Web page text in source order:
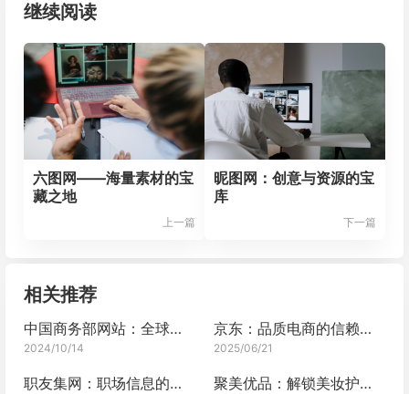
继续阅读
六图网——海量素材的宝
藏之地
上一篇
昵图网：创意与资源的宝
库
下一篇
相关推荐
中国商务部网站：全球贸易的桥梁
2024/10/14
京东：品质电商的信赖之选
2025/06/21
职友集网：职场信息的宝藏之地 聚美优品：解锁美妆护肤新世界